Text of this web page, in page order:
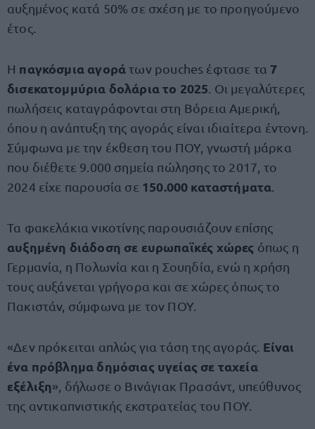
αυξημένος κατά 50% σε σχέση με το προηγούμενο
έτος.
Η παγκόσμια αγοράτων pouches έφτασε τα 7
δισεκατομμύρια δολάρια το 2025 . Οι μεγαλύτερες
πωλήσεις καταγράφονται στη Βόρεια Αμερική,
όπου η ανάπτυξη της αγοράς είναι ιδιαίτερα έντονη.
Σύμφωνα με την έκθεση του ΠΟΥ, γνωστή μάρκα
που διέθετε 9.000 σημεία πώλησης το 2017, το
2024 είχε παρουσία σε 150.000 καταστήματα
Τα φακελάκια νικοτίνης παρουσιάζουν επίσης
αυξημένη διάδοση σε ευρωπαϊκές χώρες όπως η
Γερμανία, η Πολωνία και η Σουηδία, ενώ η χρήση
τους αυξάνεται γρήγορα και σε χώρες όπως το
Πακιστάν, σύμφωνα με τον ΠΟΥ.
«Δεν πρόκειται απλώς για τάση της αγοράς. Είναι
ένα πρόβλημα δημόσιας υγείας σε ταχεία
εξέλιξη», δήλωσε ο Βινάγιακ Πρασάντ, υπεύθυνος
της αντικαπνιστικής εκστρατείας του ΠΟΥ.